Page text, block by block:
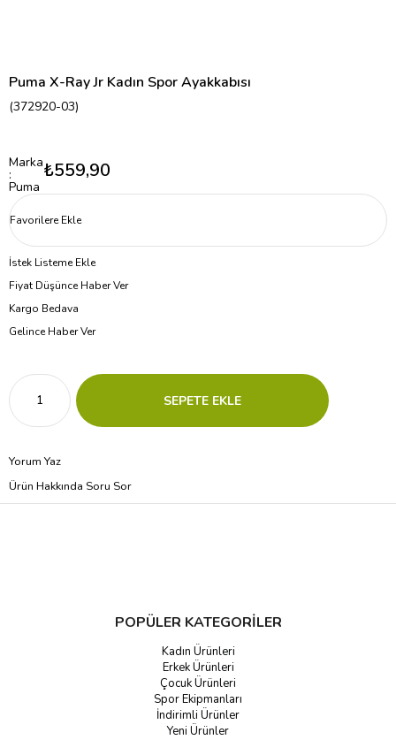
Puma X-Ray Jr Kadın Spor Ayakkabısı
(372920-03)
Marka
:
Puma
₺559,90
Favorilere Ekle
İstek Listeme Ekle
Fiyat Düşünce Haber Ver
Kargo Bedava
Gelince Haber Ver
Yorum Yaz
Ürün Hakkında Soru Sor
POPÜLER KATEGORİLER
Kadın Ürünleri
Erkek Ürünleri
Çocuk Ürünleri
Spor Ekipmanları
İndirimli Ürünler
Yeni Ürünler